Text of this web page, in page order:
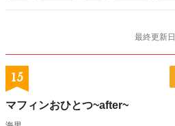
最終更新
15
マフィンおひとつ~after~